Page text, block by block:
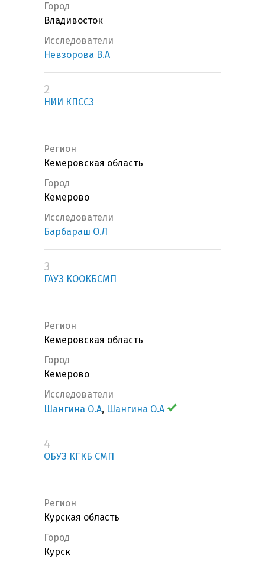
Город
Владивосток
Исследователи
Невзорова В.А
2
НИИ КПССЗ
Регион
Кемеровская область
Город
Кемерово
Исследователи
Барбараш О.Л
3
ГАУЗ КООКБСМП
Регион
Кемеровская область
Город
Кемерово
Исследователи
Шангина О.А, Шангина О.А
4
ОБУЗ КГКБ СМП
Регион
Курская область
Город
Курск